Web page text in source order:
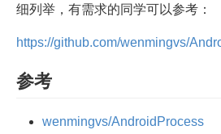
细列举，有需求的同学可以参考：
https://github.com/wenmingvs/
参考
wenmingvs/AndroidProcess